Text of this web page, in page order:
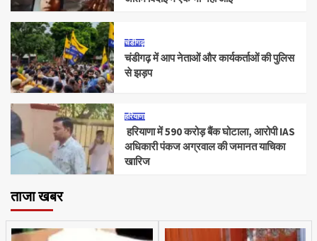
चंडीगढ़
चंडीगढ़ में आप नेताओं और कार्यकर्ताओं की पुलिस
से झड़प
हरियाणा
हरियाणा में 590 करोड़ बैंक घोटाला, आरोपी IAS
अधिकारी पंकज अग्रवाल की जमानत याचिका
खारिज
ताजा खबर